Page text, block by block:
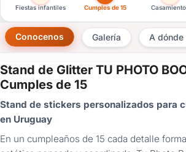
Fiestas infantiles Cumples de 15
Conocenos Galería A
Stand de Glitter TU PHOTO
Cumples de 15
Stand de stickers personalizados para
en Uruguay
En un cumpleaños de 15 cada detalle
×
Consultar
¿Ya
tenés
cuenta?